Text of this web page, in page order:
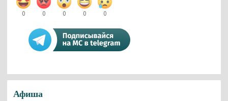
0 0 0 0 0
Афиша